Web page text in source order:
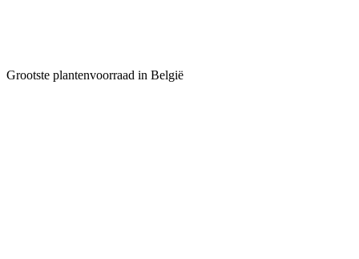
Grootste plantenvoorraad in België